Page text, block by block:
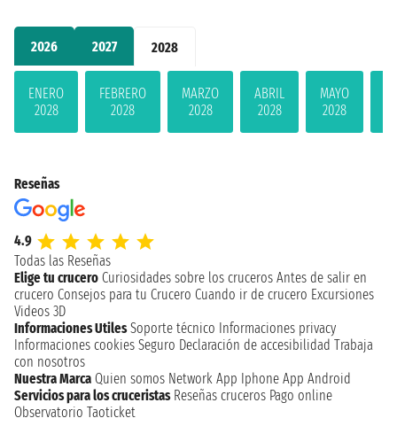
2026 2027 2028
ENERO
2028
FEBRERO
2028
MARZO
2028
ABRIL
2028
MAYO
2028
Reseñas
4.9
Todas las Reseñas
Elige tu crucero Curiosidades sobre los cruceros Antes de salir en
crucero Consejos para tu Crucero Cuando ir de crucero Excursiones
Videos 3D
Informaciones Utiles Soporte técnico Informaciones privacy
Informaciones cookies Seguro Declaración de accesibilidad Trabaja
con nosotros
Nuestra Marca Quien somos Network App Iphone App Android
Servicios para los cruceristas Reseñas cruceros Pago online
Observatorio Taoticket